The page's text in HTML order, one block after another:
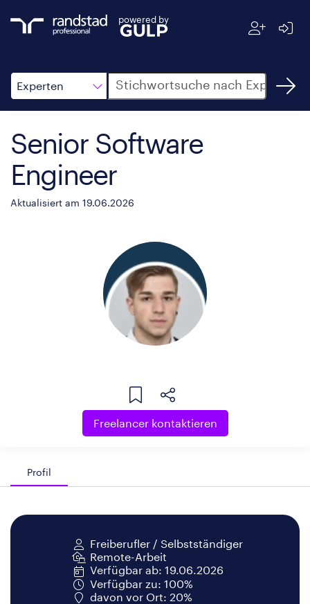
powered by
Experten
Suche
Senior Software
Engineer
Aktualisiert am 19.06.2026
Freelancer kontaktieren
Profil
Freiberufler / Selbstständiger
Remote-Arbeit
Verfügbar ab: 19.06.2026
Verfügbar zu: 100%
davon vor Ort: 20%